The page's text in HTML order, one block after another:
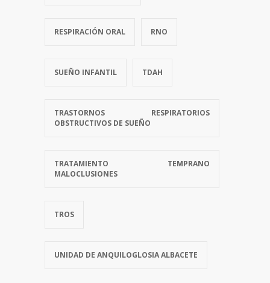
RESPIRACIÓN ORAL RNO
SUEÑO INFANTIL TDAH
TRASTORNOS RESPIRATORIOS
OBSTRUCTIVOS DE SUEÑO
TRATAMIENTO TEMPRANO
MALOCLUSIONES
TROS
UNIDAD DE ANQUILOGLOSIA ALBACETE